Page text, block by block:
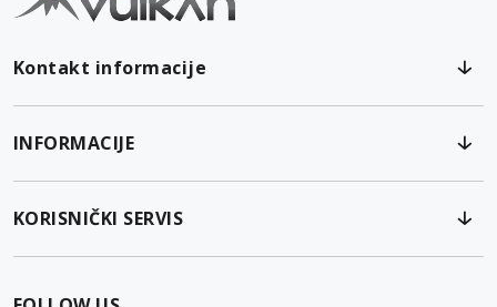
Kontakt informacije
INFORMACIJE
KORISNIČKI SERVIS